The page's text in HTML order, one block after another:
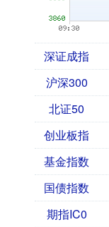
深证成指
沪深300
北证50
创业板指
基金指数
国债指数
期指IC0